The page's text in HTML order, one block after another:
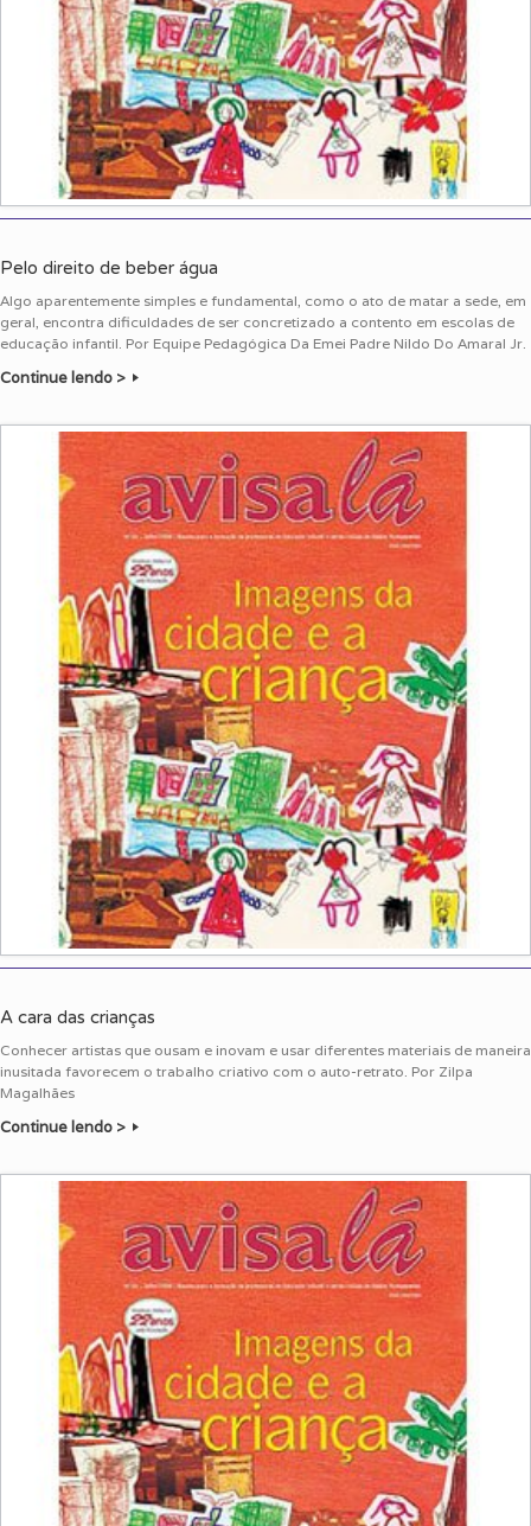
Pelo direito de beber água
Algo aparentemente simples e fundamental, como o ato de matar a sede, em
geral, encontra dificuldades de ser concretizado a contento em escolas de
educação infantil. Por Equipe Pedagógica Da Emei Padre Nildo Do Amaral Jr.
Continue lendo >
A cara das crianças
Conhecer artistas que ousam e inovam e usar diferentes materiais de maneira
inusitada favorecem o trabalho criativo com o auto-retrato. Por Zilpa
Magalhães
Continue lendo >